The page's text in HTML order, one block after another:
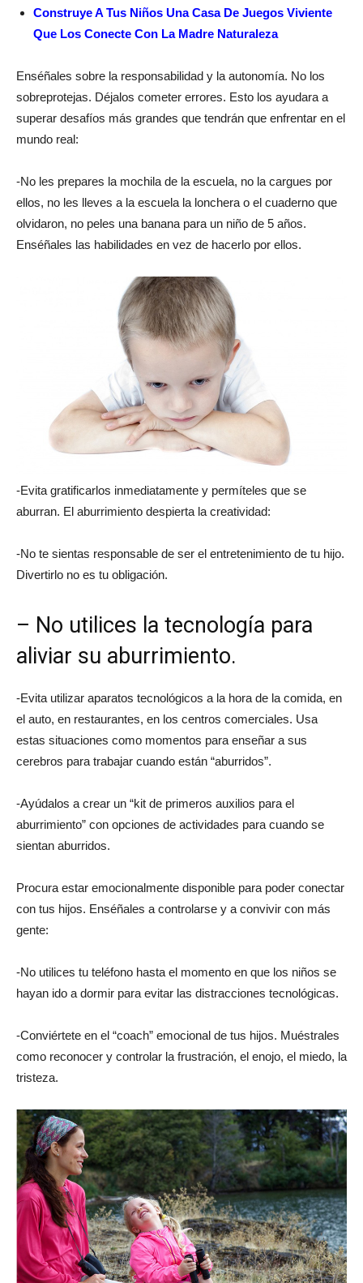
Construye A Tus Niños Una Casa De Juegos Viviente
Que Los Conecte Con La Madre Naturaleza
Enséñales sobre la responsabilidad y la autonomía. No los
sobreprotejas. Déjalos cometer errores. Esto los ayudara a
superar desafíos más grandes que tendrán que enfrentar en el
mundo real:
-No les prepares la mochila de la escuela, no la cargues por
ellos, no les lleves a la escuela la lonchera o el cuaderno que
olvidaron, no peles una banana para un niño de 5 años.
Enséñales las habilidades en vez de hacerlo por ellos.
-Evita gratificarlos inmediatamente y permíteles que se
aburran. El aburrimiento despierta la creatividad:
-No te sientas responsable de ser el entretenimiento de tu hijo.
Divertirlo no es tu obligación.
– No utilices la tecnología para
aliviar su aburrimiento.
-Evita utilizar aparatos tecnológicos a la hora de la comida, en
el auto, en restaurantes, en los centros comerciales. Usa
estas situaciones como momentos para enseñar a sus
cerebros para trabajar cuando están “aburridos”.
-Ayúdalos a crear un “kit de primeros auxilios para el
aburrimiento” con opciones de actividades para cuando se
sientan aburridos.
Procura estar emocionalmente disponible para poder conectar
con tus hijos. Enséñales a controlarse y a convivir con más
gente:
-No utilices tu teléfono hasta el momento en que los niños se
hayan ido a dormir para evitar las distracciones tecnológicas.
-Conviértete en el “coach” emocional de tus hijos. Muéstrales
como reconocer y controlar la frustración, el enojo, el miedo, la
tristeza.